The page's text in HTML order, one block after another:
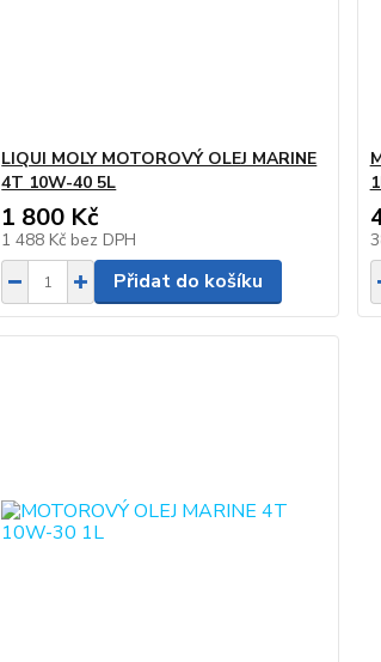
LIQUI MOLY MOTOROVÝ OLEJ MARINE
4T 10W-40 5L
1 800 Kč
1 488 Kč bez DPH
Přidat do košíku